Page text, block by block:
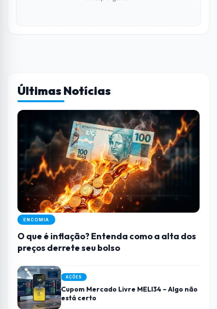
Últimas Notícias
ENCOMIA
O que é inflação? Entenda como a alta dos
preços derrete seu bolso
AÇÕES
Cupom Mercado Livre MELI34 – Algo não
está certo